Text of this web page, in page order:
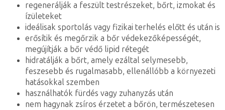
regenerálják a feszült testrészeket, bőrt, izmokat és
ízületeket
ideálisak sportolás vagy fizikai terhelés előtt és után is
erősítik és megőrzik a bőr védekezőképességét,
megújítják a bőr védő lipid rétegét
hidratálják a bőrt, amely ezáltal selymesebb,
feszesebb és rugalmasabb, ellenállóbb a környezeti
hatásokkal szemben
használhatók fürdés vagy zuhanyzás után
nem hagynak zsíros érzetet a bőrön, természetesen